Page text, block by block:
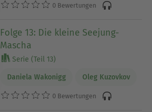
0 Bewertungen
Folge 13: Die kleine Seejung-
Mascha
Serie (Teil 13)
Daniela Wakonigg Oleg Kuzovkov
0 Bewertungen